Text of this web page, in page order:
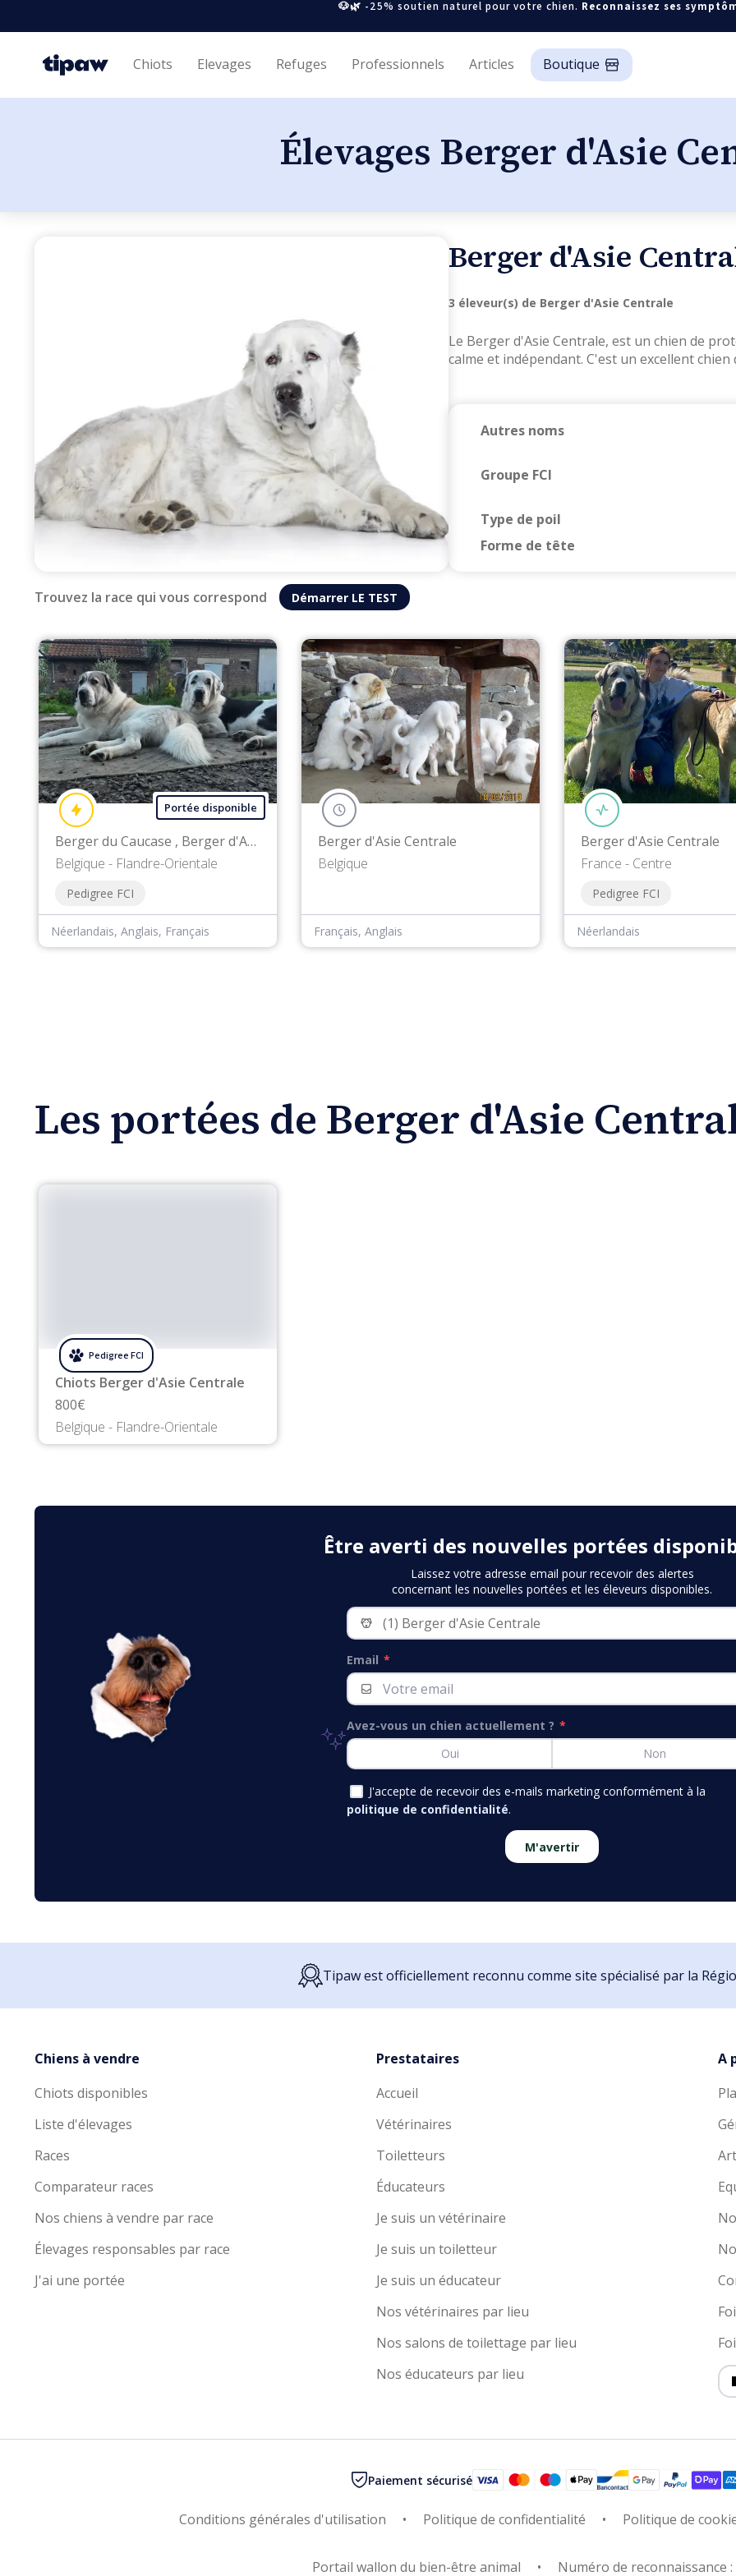
🐶🌿 -25% soutien naturel pour votre chien. Reconnaissez ses
Chiots Elevages Refuges Professionnels Articles Boutique
Élevages Berger d'Asie
Berger d'Asie
3 éleveur(s) de Berger d'Asie Centrale
Le Berger d'Asie Centrale, est un chien de
calme et indépendant. C'est un excellent
Autres noms
Groupe FCI
Type de poil
Forme de tête
Trouvez la race qui vous correspond Démarrer LE TEST
Portée disponible
Berger du Caucase , Berger d'Asie Centrale
Belgique - Flandre-Orientale
Pedigree FCI
Néerlandais, Anglais, Français
Berger d'Asie Centrale
Belgique
Français, Anglais
Berger d'Asie Centrale
France - Centre
Pedigree FCI
Néerlandais
Les portées de Berger d'Asie
Chiots Berger d'Asie Centrale
800€
Belgique - Flandre-Orientale
Être averti des nouvelles portées
Laissez votre adresse email pour recevoir des alertes
concernant les nouvelles portées et les éleveurs disponibles.
Email *
Avez-vous un chien actuellement ? *
Oui
Non
J'accepte de recevoir des e-mails marketing conformément à la
politique de confidentialité.
M'avertir
Tipaw est officiellement reconnu comme site spécialisé par la
Chiens à vendre
Chiots disponibles
Liste d'élevages
Races
Comparateur races
Nos chiens à vendre par race
Élevages responsables par race
J'ai une portée
Prestataires
Accueil
Vétérinaires
Toiletteurs
Éducateurs
Je suis un vétérinaire
Je suis un toiletteur
Je suis un éducateur
Nos vétérinaires par lieu
Nos salons de toilettage par lieu
Nos éducateurs par lieu
A
Paiement sécurisé
Conditions générales d'utilisation Politique de confidentialité Politique de
Portail wallon du bien-être animal Numéro de reconnaissance :